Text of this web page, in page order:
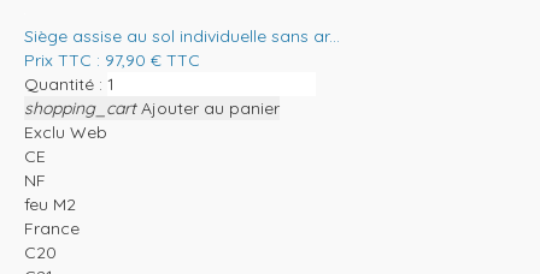
Siège assise au sol individuelle sans ar...
Prix TTC : 97,90 € TTC
Quantité :
shopping_cart Ajouter au panier
Exclu Web
CE
NF
feu M2
France
C20